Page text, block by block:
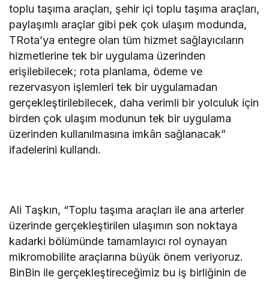
toplu taşıma araçları, şehir içi toplu taşıma araçları,
paylaşımlı araçlar gibi pek çok ulaşım modunda,
TRota’ya entegre olan tüm hizmet sağlayıcıların
hizmetlerine tek bir uygulama üzerinden
erişilebilecek; rota planlama, ödeme ve
rezervasyon işlemleri tek bir uygulamadan
gerçekleştirilebilecek, daha verimli bir yolculuk için
birden çok ulaşım modunun tek bir uygulama
üzerinden kullanılmasına imkân sağlanacak”
ifadelerini kullandı.
Ali Taşkın, “Toplu taşıma araçları ile ana arterler
üzerinde gerçekleştirilen ulaşımın son noktaya
kadarki bölümünde tamamlayıcı rol oynayan
mikromobilite araçlarına büyük önem veriyoruz.
BinBin ile gerçekleştireceğimiz bu iş birliğinin de